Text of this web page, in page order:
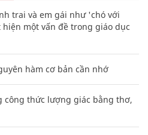
trai và em gái như 'chó với
một vấn đề trong giáo dục
hàm cơ bản cần nhớ
công thức lượng giác bằng thơ,